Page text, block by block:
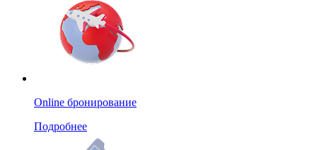
Online бронирование
Подробнее